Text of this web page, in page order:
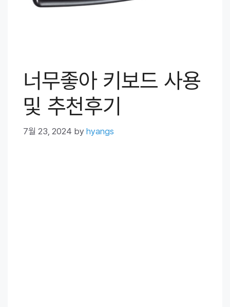
너무좋아 키보드 사용
및 추천후기
7월 23, 2024 by hyangs